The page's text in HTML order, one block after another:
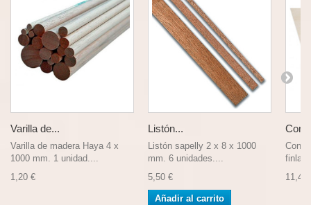
Varilla de...
Varilla de madera Haya 4 x
1000 mm. 1 unidad....
1,20 €
Listón...
Listón sapelly 2 x 8 x 1000
mm. 6 unidades....
5,50 €
Añadir al carrito
11,45